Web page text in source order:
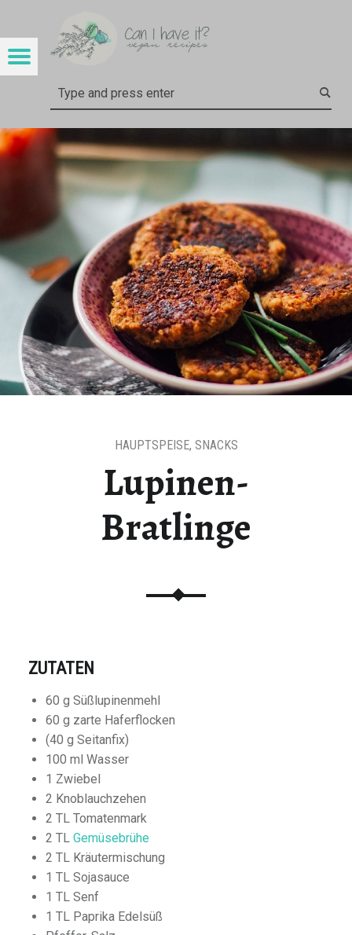
Menu
navigation
Lupinen-
Bratlinge
HAUPTSPEISE,SNACKS
ZUTATEN
60 g Süßlupinenmehl
60 g zarte Haferflocken
(40 g Seitanfix)
100 ml Wasser
1 Zwiebel
2 Knoblauchzehen
2 TL Tomatenmark
2 TL Gemüsebrühe
2 TL Kräutermischung
1 TL Sojasauce
1 TL Senf
1 TL Paprika Edelsüß